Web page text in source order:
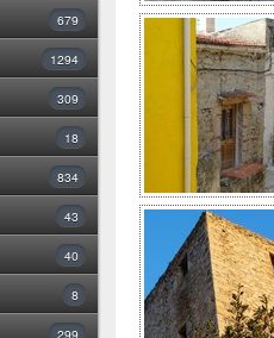
679
1294
309
18
834
43
40
8
299